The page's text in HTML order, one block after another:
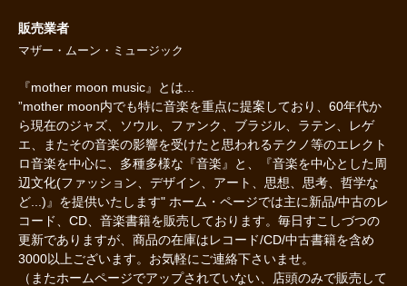
販売業者
マザー・ムーン・ミュージック
『mother moon music』とは...
”mother moon内でも特に音楽を重点に提案しており、60年代か
ら現在のジャズ、ソウル、ファンク、ブラジル、ラテン、レゲ
エ、またその音楽の影響を受けたと思われるテクノ等のエレクト
ロ音楽を中心に、多種多様な『音楽』と、『音楽を中心とした周
辺文化(ファッション、デザイン、アート、思想、思考、哲学な
ど...)』を提供いたします" ホーム・ページでは主に新品/中古のレ
コード、CD、音楽書籍を販売しております。毎日すこしづつの
更新でありますが、商品の在庫はレコード/CD/中古書籍を含め
3000以上ございます。お気軽にご連絡下さいませ。
（またホームページでアップされていない、店頭のみで販売して